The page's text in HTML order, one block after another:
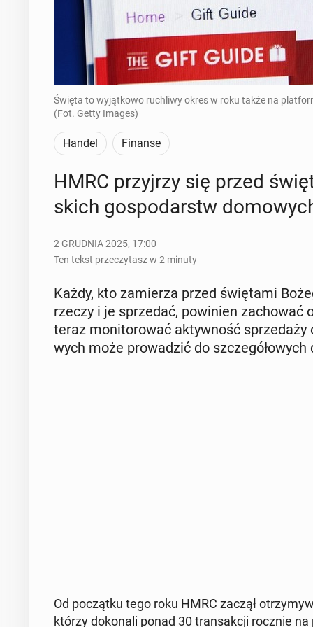
Święta to wyjątkowo ruchliwy okres w roku także na
(Fot. Getty Images)
Handel Finanse
HMRC przyj­rzy się przed
skich go­spo­darstw
2 GRUDNIA 2025, 17:00
Ten tekst przeczytasz w 2 minuty
Każdy, kto za­mie­rza przed świę­ta­mi
rzeczy i je sprze­dać, po­wi­nien za­cho­wać
teraz mo­ni­to­ro­wać ak­tyw­ność
wych może pro­wa­dzić do
Od po­cząt­ku tego roku HMRC zaczął
którzy do­ko­na­li ponad 30 trans­ak­cji rocznie